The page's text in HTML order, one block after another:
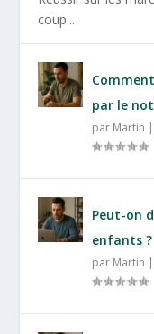
coup...
par le
par Martin |
Peut-on
enfants ?
par Martin |